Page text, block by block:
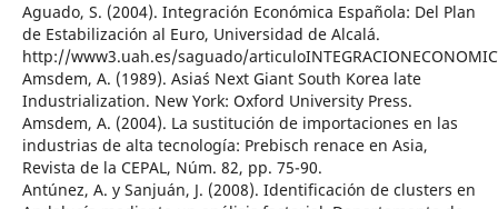
Aguado, S. (2004). Integración Económica Española: Del Plan
de Estabilización al Euro, Universidad de Alcalá.
http://www3.uah.es/saguado/
Amsdem, A. (1989). Asia´s Next Giant South Korea late
Industrialization. New York: Oxford University Press.
Amsdem, A. (2004). La sustitución de importaciones en las
industrias de alta tecnología: Prebisch renace en Asia,
Revista de la CEPAL, Núm. 82, pp. 75-90.
Antúnez, A. y Sanjuán, J. (2008). Identificación de clusters en